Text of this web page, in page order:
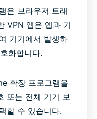
은 브라우저 트래
VPN 앱은 앱과 기
기기에서 발생하
화합니다.
확장 프로그램을
또는 전체 기기 보
할 수 있습니다.